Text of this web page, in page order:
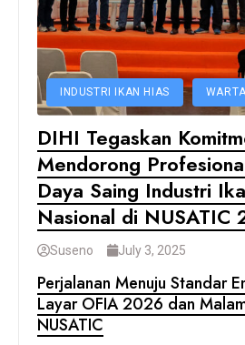
INDUSTRI IKAN HIAS
DIHI Tegaskan
Mendorong
Daya Saing Industri
Nasional di NUSATIC
Suseno July 3, 2025
Perjalanan Menuju Standar
Layar OFIA 2026 dan
NUSATIC